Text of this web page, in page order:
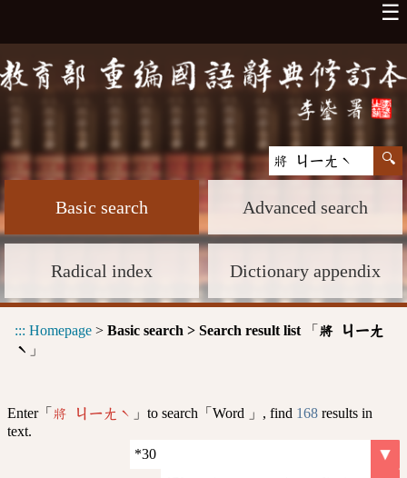
☰
Basic search Advanced search
Radical index Dictionary appendix
::: Homepage > Basic search > Search result list 「 將 ㄐㄧㄤ
ˋ 」
Enter「 將 ㄐㄧㄤˋ 」to search「Word 」, find 168 results in
text.